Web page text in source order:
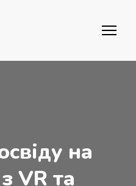
на
VR та